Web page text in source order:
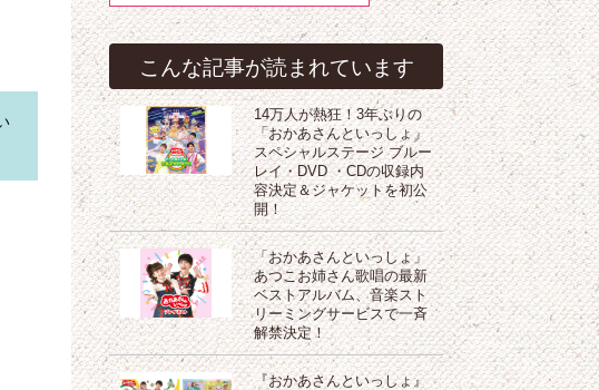
こんな記事が読まれています
14万人が熱狂！3年ぶりの
「おかあさんといっしょ」
スペシャルステージ ブルー
レイ・DVD ・CDの収録内
容決定＆ジャケットを初公
開！
「おかあさんといっしょ」
あつこお姉さん歌唱の最新
ベストアルバム、音楽スト
リーミングサービスで一斉
解禁決定！
『おかあさんといっしょ』